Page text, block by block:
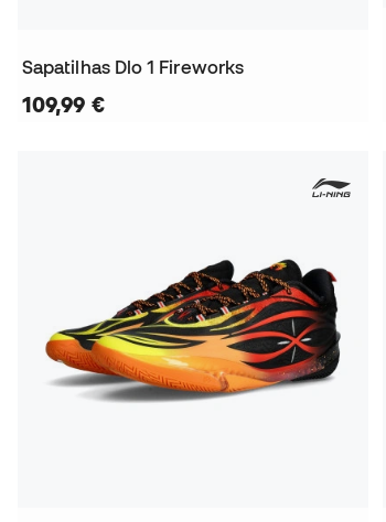
Sapatilhas Dlo 1 Fireworks
109,99 €